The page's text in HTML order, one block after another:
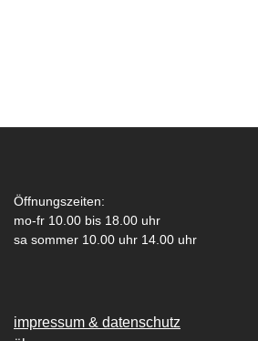
Öffnungszeiten:
mo-fr 10.00 bis 18.00 uhr
sa sommer 10.00 uhr 14.00 uhr
impressum & datenschutz